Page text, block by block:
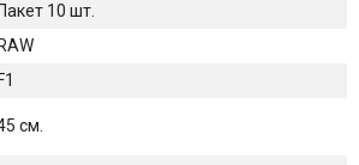
Пакет 10 шт.
RAW
F1
см.